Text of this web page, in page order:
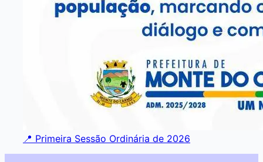
📍 Primeira Sessão Ordinária de 2026